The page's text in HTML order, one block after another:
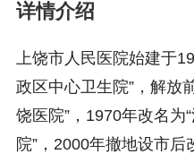
详情介绍
上饶市人民医院始建于
政区中心卫生院”，解放
饶医院”，1970年改名为
院”，2000年撤地设市后